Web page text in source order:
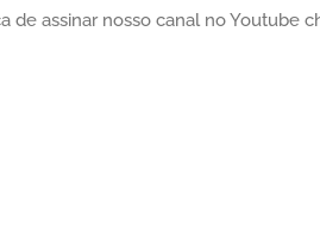
de assinar nosso canal no Youtube